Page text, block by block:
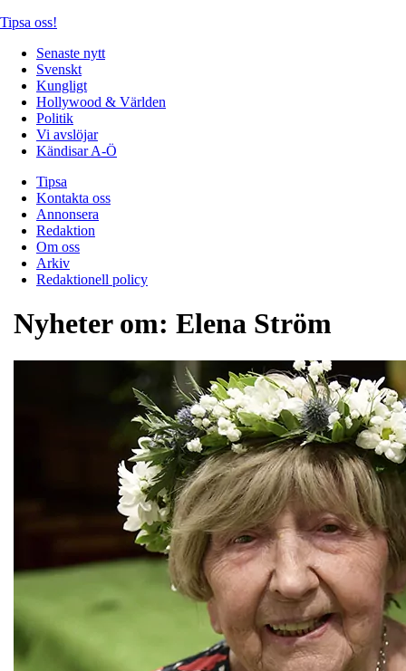
Tipsa oss!
Senaste nytt
Svenskt
Kungligt
Hollywood & Världen
Politik
Vi avslöjar
Kändisar A-Ö
Tipsa
Kontakta oss
Annonsera
Redaktion
Om oss
Arkiv
Redaktionell policy
Nyheter om: Elena Ström